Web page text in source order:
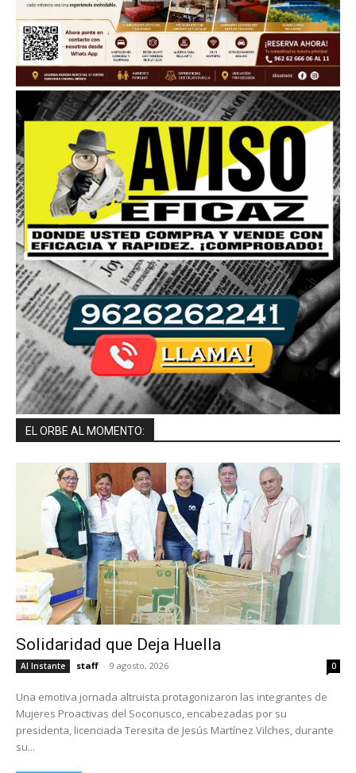
EL ORBE AL MOMENTO:
Solidaridad que Deja Huella
Al Instante staff - 9 agosto, 2026 0
Una emotiva jornada altruista protagonizaron las integrantes de
Mujeres Proactivas del Soconusco, encabezadas por su
presidenta, licenciada Teresita de Jesús Martínez Vilches, durante
su...